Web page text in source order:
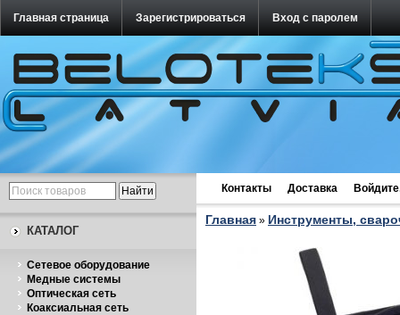
Главная страница Зарегистрироваться Вход с паролем
КАТАЛОГ
Cетевое оборудование
Медные системы
Оптическая сеть
Коаксиальная сеть
Контакты Доставка
Главная » Инструменты,